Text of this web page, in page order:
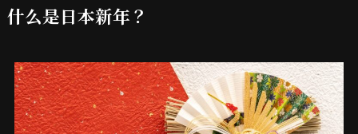
什么是日本新年？